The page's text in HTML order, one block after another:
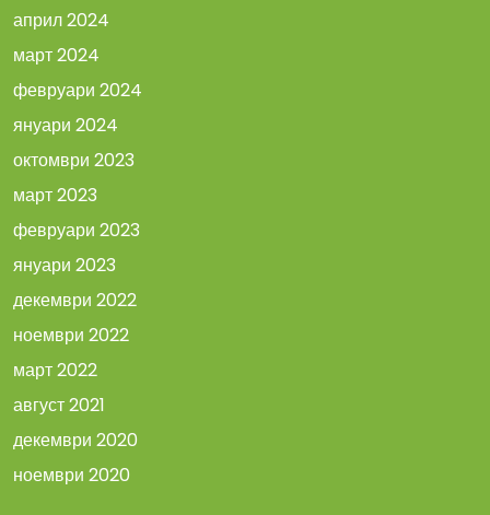
април 2024
март 2024
февруари 2024
януари 2024
октомври 2023
март 2023
февруари 2023
януари 2023
декември 2022
ноември 2022
март 2022
август 2021
декември 2020
ноември 2020